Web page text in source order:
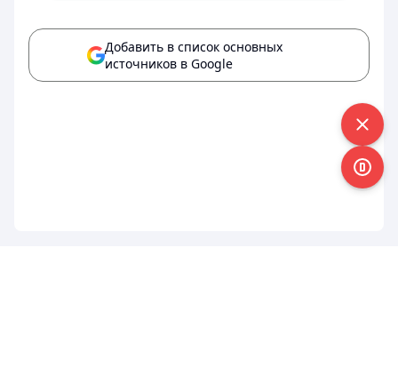
Добавить в список основных
источников в Google